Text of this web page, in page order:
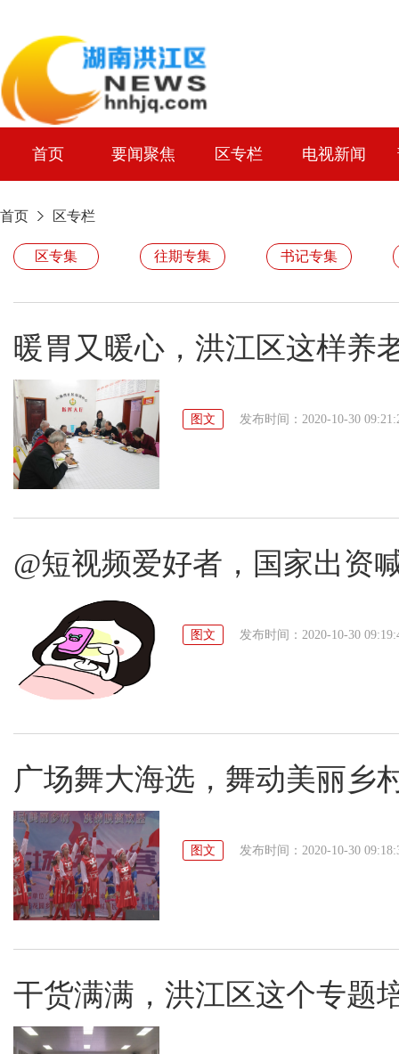
首页 要闻聚焦 区专栏 电视新闻
首页 区专栏
区专集 往期专集 书记专集
暖胃又暖心，洪江区这样养
图文 发布时间：2020-10-30
@短视频爱好者，国家出资
图文 发布时间：2020-10-30
广场舞大海选，舞动美丽乡
图文 发布时间：2020-10-30
干货满满，洪江区这个专题